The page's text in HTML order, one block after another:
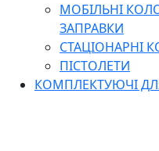
МОБІЛЬНІ
ЗАПРАВКИ
СТАЦІОНАРНІ
ПІСТОЛЕТИ
КОМПЛЕКТУЮЧІ